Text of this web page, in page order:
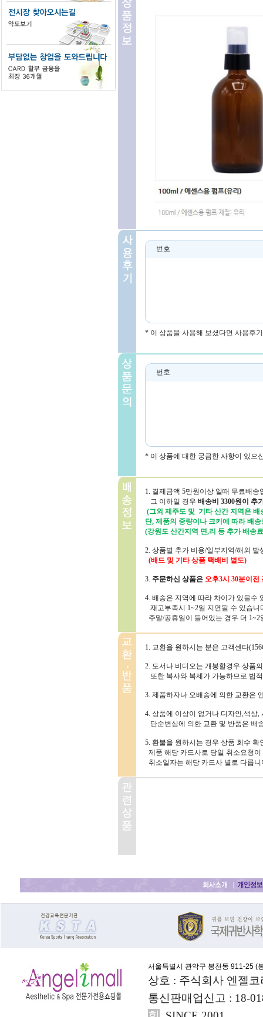
번호
* 이 상품을 사용해 보셨다면 사용후
번호
* 이 상품에 대한 궁금한 사항이 있으
1. 결제금액 5만원이상 일때 무료배송
그 이하일 경우 배송비 3300원이 추
(그외 제주도 및 기타 산간 지역은 배
단, 제품의 중량이나 크키에 따라 배
(강원도 산간지역 면,리 등 추가 배송
2. 상품별 추가 비용/일부지역/해외 발
(배드 및 기타 상품 택배비 별도)
3. 주문하신 상품은 오후3시 30분이전
4. 배송은 지역에 따라 차이가 있을수
재고부족시 1~2일 지연될 수 있습니
주말/공휴일이 들어있는 경우 더
1. 교환을 원하시는 분은 고객센타
2. 도서나 비디오는 개봉할경우 상품
또한 복사와 복제가 가능하므로 법
3. 제품하자나 오배송에 의한 교환은
4. 상품에 이상이 없거나 디자인,색상
단순변심에 의한 교환 및 반품은 배
5. 환불을 원하시는 경우 상품 회수
제품 해당 카드사로 당일 취소요청이
취소일자는 해당 카드사 별로 다릅니
서울특별시 관악구 봉천동 911-25 (
상호 : 주식회사 엔젤
통신판매업신고 : 18-